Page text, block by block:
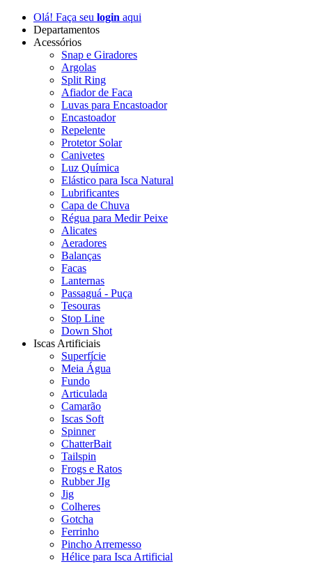
Olá! Faça seu login aqui
Departamentos
Acessórios
Snap e Giradores
Argolas
Split Ring
Afiador de Faca
Luvas para Encastoador
Encastoador
Repelente
Protetor Solar
Canivetes
Luz Química
Elástico para Isca Natural
Lubrificantes
Capa de Chuva
Régua para Medir Peixe
Alicates
Aeradores
Balanças
Facas
Lanternas
Passaguá - Puça
Tesouras
Stop Line
Down Shot
Iscas Artificiais
Superfície
Meia Água
Fundo
Articulada
Camarão
Iscas Soft
Spinner
ChatterBait
Tailspin
Frogs e Ratos
Rubber JIg
Jig
Colheres
Gotcha
Ferrinho
Pincho Arremesso
Hélice para Isca Artificial